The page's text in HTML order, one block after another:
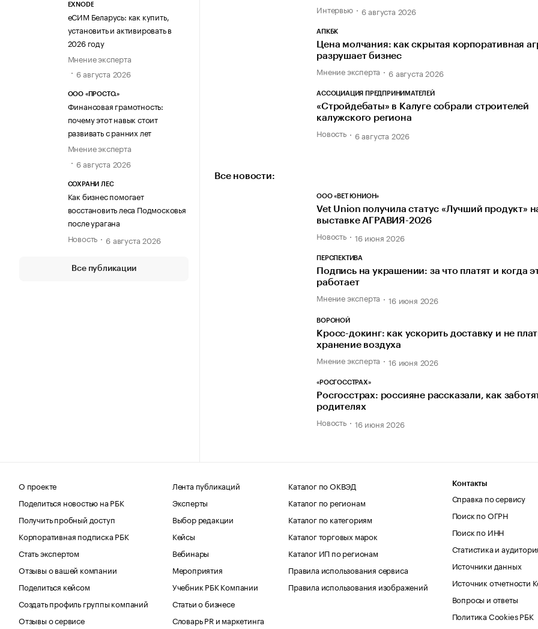
EXNODE
еСИМ Беларусь: как купить,
установить и активировать в
2026 году
Мнение эксперта
6 августа 2026
ООО «ПРОСТО.»
Финансовая грамотность:
почему этот навык стоит
развивать с ранних лет
Мнение эксперта
6 августа 2026
СОХРАНИ ЛЕС
Как бизнес помогает
восстановить леса Подмосковья
после урагана
Новость
6 августа 2026
Все публикации
Интервью 6 августа 2026
АПКБК
Цена молчания: как скрытая корпоративная
разрушает бизнес
Мнение эксперта 6 августа 2026
АССОЦИАЦИЯ ПРЕДПРИНИМАТЕЛЕЙ
«Стройдебаты» в Калуге собрали строителей
калужского региона
Новость 6 августа 2026
Все новости:
ООО «ВЕТ ЮНИОН»
Vet Union получила статус «Лучший продукт»
выставке АГРАВИЯ-2026
Новость 16 июня 2026
ПЕРСПЕКТИВА
Подпись на украшении: за что платят и когда
работает
Мнение эксперта 16 июня 2026
ВОРОНОЙ
Кросс-докинг: как ускорить доставку и не
хранение воздуха
Мнение эксперта 16 июня 2026
«РОСГОССТРАХ»
Росгосстрах: россияне рассказали, как
родителях
Новость 16 июня 2026
О проекте
Поделиться новостью на РБК
Получить пробный доступ
Корпоративная подписка РБК
Стать экспертом
Отзывы о вашей компании
Поделиться кейсом
Создать профиль группы компаний
Отзывы о сервисе
Лента публикаций
Эксперты
Выбор редакции
Кейсы
Вебинары
Мероприятия
Учебник РБК Компании
Статьи о бизнесе
Словарь PR и маркетинга
Каталог по ОКВЭД
Каталог по регионам
Каталог по категориям
Каталог торговых марок
Каталог ИП по регионам
Правила использования сервиса
Правила использования изображений
Контакты
Справка по сервису
Поиск по ОГРН
Поиск по ИНН
Статистика и
Источники данных
Источник отчетности
Вопросы и ответы
Политика Cookies РБК